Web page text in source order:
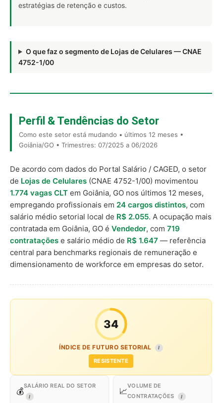
estratégias de retenção e custos.
O que faz o segmento de Lojas de Celulares — CNAE
4752-1/00
Perfil & Tendências do Setor
Como este setor está mudando • últimos 12 meses •
Goiânia/GO • Trimestres: 07/2025 a 06/2026
De acordo com dados do Portal Salário / CAGED, o setor
de Lojas de Celulares (CNAE 4752-1/00) movimentou
1.774 vagas CLT em Goiânia, GO nos últimos 12 meses,
empregando profissionais em 24 cargos distintos, com
salário médio setorial local de R$ 2.055. A ocupação mais
contratada em Goiânia, GO é Vendedor, com 719
contratações e salário médio de R$ 1.647 — referência
central para benchmarks regionais de remuneração e
dimensionamento de workforce em empresas do setor.
34
ÍNDICE DE FUTURO SETORIAL I
RESISTENTE
💰
SALÁRIO REAL DO SETOR
I
📈
VOLUME DE
CONTRATAÇÕES
I